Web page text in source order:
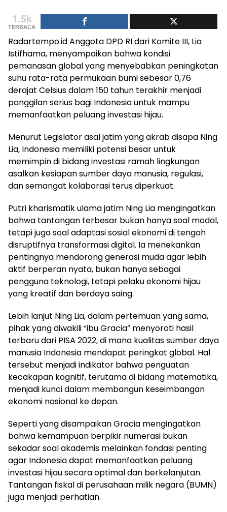
1.5k
TERBACA
Radartempo.id Anggota DPD RI dari Komite III, Lia
Istifhama, menyampaikan bahwa kondisi
pemanasan global yang menyebabkan peningkatan
suhu rata-rata permukaan bumi sebesar 0,76
derajat Celsius dalam 150 tahun terakhir menjadi
panggilan serius bagi Indonesia untuk mampu
memanfaatkan peluang investasi hijau.
Menurut Legislator asal jatim yang akrab disapa Ning
Lia, Indonesia memiliki potensi besar untuk
memimpin di bidang investasi ramah lingkungan
asalkan kesiapan sumber daya manusia, regulasi,
dan semangat kolaborasi terus diperkuat.
Putri kharismatik ulama jatim Ning Lia mengingatkan
bahwa tantangan terbesar bukan hanya soal modal,
tetapi juga soal adaptasi sosial ekonomi di tengah
disruptifnya transformasi digital. Ia menekankan
pentingnya mendorong generasi muda agar lebih
aktif berperan nyata, bukan hanya sebagai
pengguna teknologi, tetapi pelaku ekonomi hijau
yang kreatif dan berdaya saing.
Lebih lanjut Ning Lia, dalam pertemuan yang sama,
pihak yang diwakili “ibu Gracia” menyoroti hasil
terbaru dari PISA 2022, di mana kualitas sumber daya
manusia Indonesia mendapat peringkat global. Hal
tersebut menjadi indikator bahwa penguatan
kecakapan kognitif, terutama di bidang matematika,
menjadi kunci dalam membangun keseimbangan
ekonomi nasional ke depan.
Seperti yang disampaikan Gracia mengingatkan
bahwa kemampuan berpikir numerasi bukan
sekadar soal akademis melainkan fondasi penting
agar Indonesia dapat memanfaatkan peluang
investasi hijau secara optimal dan berkelanjutan.
Tantangan fiskal di perusahaan milik negara (BUMN)
juga menjadi perhatian.